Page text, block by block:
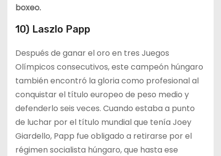
boxeo.
10) Laszlo Papp
Después de ganar el oro en tres Juegos
Olímpicos consecutivos, este campeón húngaro
también encontró la gloria como profesional al
conquistar el título europeo de peso medio y
defenderlo seis veces. Cuando estaba a punto
de luchar por el título mundial que tenía Joey
Giardello, Papp fue obligado a retirarse por el
régimen socialista húngaro, que hasta ese